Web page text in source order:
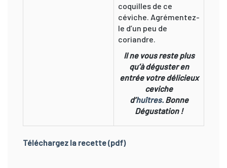
coquilles de ce
céviche. Agrémentez-
le d’un peu de
coriandre.
Il ne vous reste plus
qu’à déguster en
entrée votre délicieux
ceviche
d’huîtres. Bonne
Dégustation !
Téléchargez la recette (pdf)